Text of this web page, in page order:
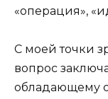
«операция»,
С моей точки
вопрос
обладающему